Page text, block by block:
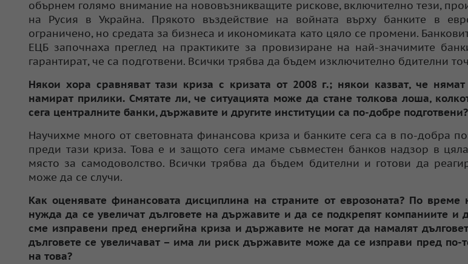
обърнем голямо внимание на нововъзникващите рискове, включително тези,
на Русия в Украйна. Прякото въздействие на войната върху банките в
ограничено, но средата за бизнеса и икономиката като цяло се промени.
ЕЦБ започнаха преглед на практиките за провизиране на най-значимите
гарантират, че са подготвени. Всички трябва да бъдем изключително бдителни
Някои хора сравняват тази криза с кризата от 2008 г.; някои казват, че
намират прилики. Смятате ли, че ситуацията може да стане толкова лоша,
сега централните банки, държавите и другите институции са по-добре подготвени?
Научихме много от световната финансова криза и банките сега са в по-добра
преди тази криза. Това е и защото сега имаме съвместен банков надзор в
място за самодоволство. Всички трябва да бъдем бдителни и готови да
може да се случи.
Как оценявате финансовата дисциплина на страните от еврозоната? По
нужда да се увеличат дълговете на държавите и да се подкрепят компаниите и
сме изправени пред енергийна криза и държавите не могат да намалят
дълговете се увеличават – има ли риск държавите може да се изправи пред по-
на това?